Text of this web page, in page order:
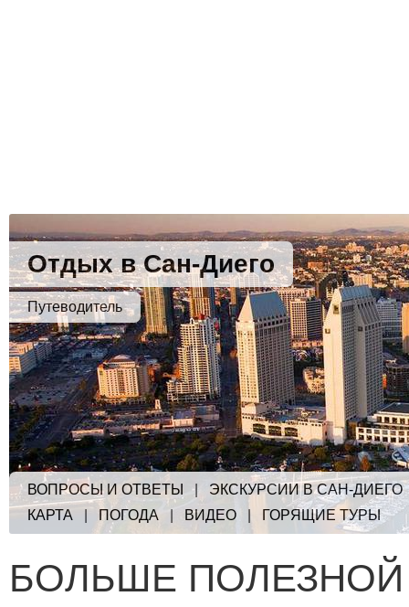
Отдых в Сан-Диего
Путеводитель
ВОПРОСЫ И ОТВЕТЫ | ЭКСКУРСИИ В САН-ДИЕГО
КАРТА
ПОГОДА ВИДЕО ГОРЯЩИЕ ТУРЫ
БОЛЬШЕ ПОЛЕЗНОЙ